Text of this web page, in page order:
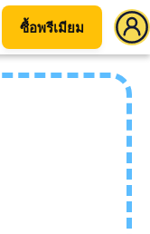
ซื้อพรีเมียม